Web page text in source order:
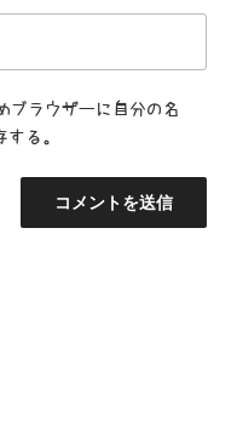
ブラウザーに自分の名
る。